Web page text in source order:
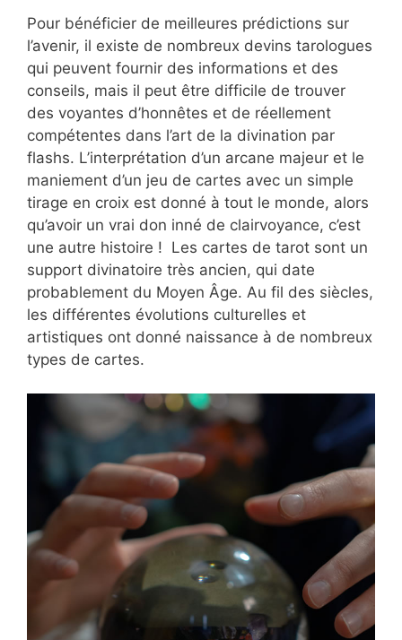
Pour bénéficier de meilleures prédictions sur
l’avenir, il existe de nombreux devins tarologues
qui peuvent fournir des informations et des
conseils, mais il peut être difficile de trouver
des voyantes d’honnêtes et de réellement
compétentes dans l’art de la divination par
flashs. L’interprétation d’un arcane majeur et le
maniement d’un jeu de cartes avec un simple
tirage en croix est donné à tout le monde, alors
qu’avoir un vrai don inné de clairvoyance, c’est
une autre histoire ! Les cartes de tarot sont un
support divinatoire très ancien, qui date
probablement du Moyen Âge. Au fil des siècles,
les différentes évolutions culturelles et
artistiques ont donné naissance à de nombreux
types de cartes.